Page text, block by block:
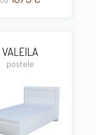
VALEILA
postele